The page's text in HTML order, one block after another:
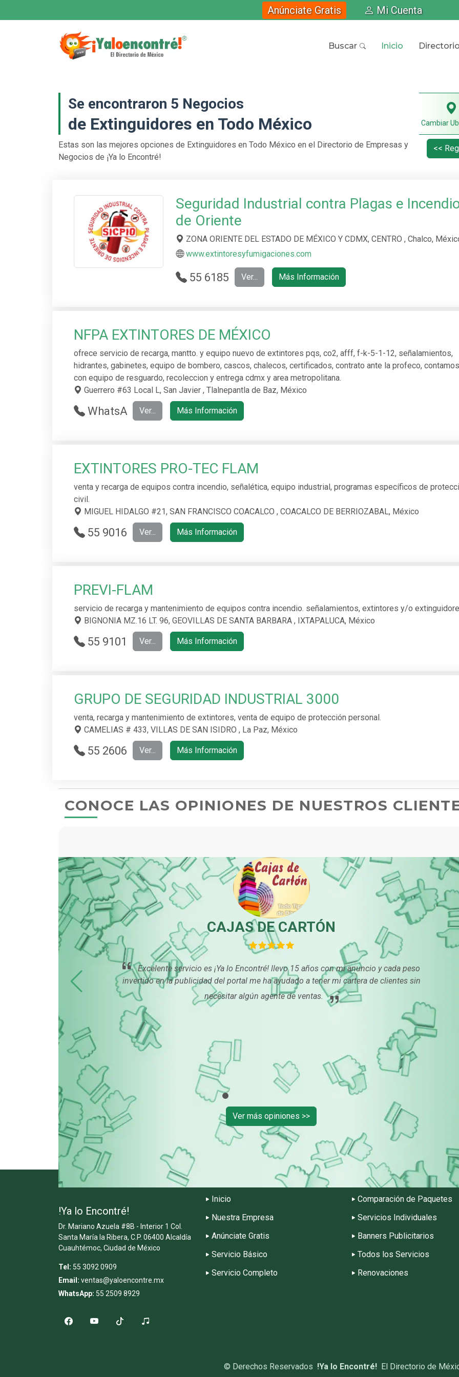
Anúnciate Gratis Mi Cuenta
Buscar Inicio
Se encontraron 5 Negocios
de Extinguidores en Todo México Cambiar
Estas son las mejores opciones de Extinguidores en Todo México en el Directorio de Empresas y
Negocios de ¡Ya lo Encontré!
<<
Seguridad Industrial contra Plagas e
de Oriente
ZONA ORIENTE DEL ESTADO DE MÉXICO Y CDMX, CENTRO , Chalco,
www.extintoresyfumigaciones.com
55 6185
55 8038 5
Ver... Más Información
NFPA EXTINTORES DE MÉXICO
ofrece servicio de recarga, mantto. y equipo nuevo de extintores pqs, co2, afff, f-k-5-1-12, señalamientos,
hidrantes, gabinetes, equipo de bombero, cascos, chalecos, certificados, contrato ante la profeco, contamos
con equipo de resguardo, recoleccion y entrega cdmx y area metropolitana.
Guerrero #63 Local L, San Javier , Tlalnepantla de Baz, México
WhatsA
5 5088 37
Ver... Más Información
EXTINTORES PRO-TEC FLAM
venta y recarga de equipos contra incendio, señalética, equipo industrial, programas específicos de
civil.
MIGUEL HIDALGO #21, SAN FRANCISCO COACALCO , COACALCO DE BERRIOZABAL, México
55 9016
Ver... Más Información
PREVI-FLAM
servicio de recarga y mantenimiento de equipos contra incendio. señalamientos, extintores y/o
BIGNONIA MZ.16 LT. 96, GEOVILLAS DE SANTA BARBARA , IXTAPALUCA, México
55 9101
Ver... Más Información
GRUPO DE SEGURIDAD INDUSTRIAL 3000
venta, recarga y mantenimiento de extintores, venta de equipo de protección personal.
CAMELIAS # 433, VILLAS DE SAN ISIDRO , La Paz, México
55 2606
164 0304
Ver... Más Información
CONOCE LAS OPINIONES DE NUESTROS
CAJAS DE CARTÓN
Excelente servicio es ¡Ya lo Encontré! llevo 15 años con mi anuncio y cada peso
invertido en la publicidad del portal me ha ayudado a tener mi cartera de clientes sin
necesitar algún agente de ventas.
Ver más opiniones >>
!Ya lo Encontré!
Dr. Mariano Azuela #8B - Interior 1 Col.
Santa María la Ribera, C.P. 06400 Alcaldía
Cuauhtémoc, Ciudad de México
Tel: 55 3092 0909
Email: ventas@yaloencontre.mx
WhatsApp: 55 2509 8929
Inicio
Nuestra Empresa
Anúnciate Gratis
Servicio Básico
Servicio Completo
Comparación de Paquetes
Servicios Individuales
Banners Publicitarios
Todos los Servicios
Renovaciones
© Derechos Reservados !Ya lo Encontré! El Directorio de